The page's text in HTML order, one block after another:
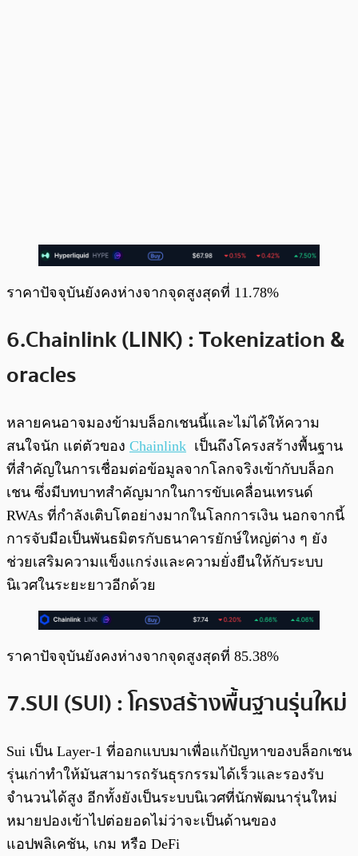
ราคาปัจจุบันยังคงห่างจากจุดสูงสุดที่ 11.78%
6.Chainlink (LINK) : Tokenization &
oracles
หลายคนอาจมองข้ามบล็อกเชนนี้และไม่ได้ให้ความ
สนใจนัก แต่ตัวของ Chainlink เป็นถึงโครงสร้างพื้นฐาน
ที่สำคัญในการเชื่อมต่อข้อมูลจากโลกจริงเข้ากับบล็อก
เชน ซึ่งมีบทบาทสำคัญมากในการขับเคลื่อนเทรนด์
RWAs ที่กำลังเติบโตอย่างมากในโลกการเงิน นอกจากนี้
การจับมือเป็นพันธมิตรกับธนาคารยักษ์ใหญ่ต่าง ๆ ยัง
ช่วยเสริมความแข็งแกร่งและความยั่งยืนให้กับระบบ
นิเวศในระยะยาวอีกด้วย
ราคาปัจจุบันยังคงห่างจากจุดสูงสุดที่ 85.38%
7.SUI (SUI) : โครงสร้างพื้นฐานรุ่นใหม่
Sui เป็น Layer-1 ที่ออกแบบมาเพื่อแก้ปัญหาของบล็อกเชน
รุ่นเก่าทำให้มันสามารถรันธุรกรรมได้เร็วและรองรับ
จำนวนได้สูง อีกทั้งยังเป็นระบบนิเวศที่นักพัฒนารุ่นใหม่
หมายปองเข้าไปต่อยอดไม่ว่าจะเป็นด้านของ
แอปพลิเคชัน, เกม หรือ DeFi